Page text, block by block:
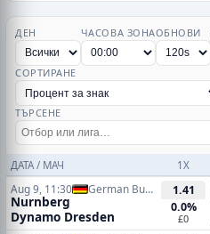
ДЕН ЧАСОВА ЗОНАОБНОВИ
СОРТИРАНЕ
ТЪРСЕНЕ
ДАТА / МАЧ 1X
Aug 9, 11:30 German Bundesliga 2
Nurnberg
Dynamo Dresden
1.41
0.0%
£0